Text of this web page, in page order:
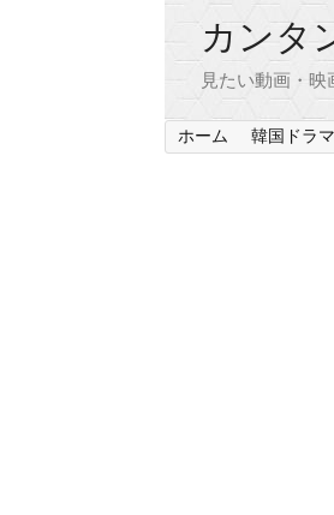
カンタ
見たい動画・映
ホーム 韓国ドラ